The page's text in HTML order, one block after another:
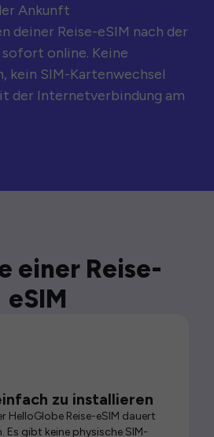
Ankunft
deiner Reise-eSIM nach der
online. Keine
kein SIM-Kartenwechsel
der Internetverbindung am
einer Reise-
eSIM
zu installieren
HelloGlobe Reise-eSIM dauert
Es gibt keine physische SIM-